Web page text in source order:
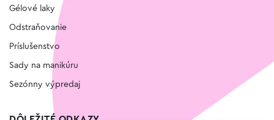
Gélové laky
Odstraňovanie
Príslušenstvo
Sady na manikúru
Sezónny výpredaj